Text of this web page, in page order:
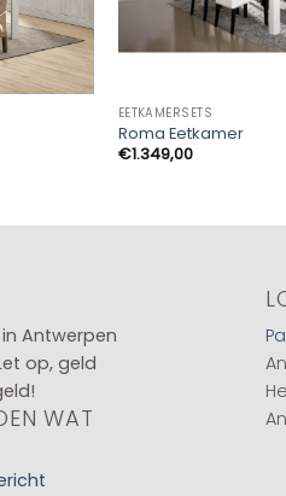
EETKAMERSETS
Roma Eetkamer
€1.349,00
Antwerpen
op, geld
WAT